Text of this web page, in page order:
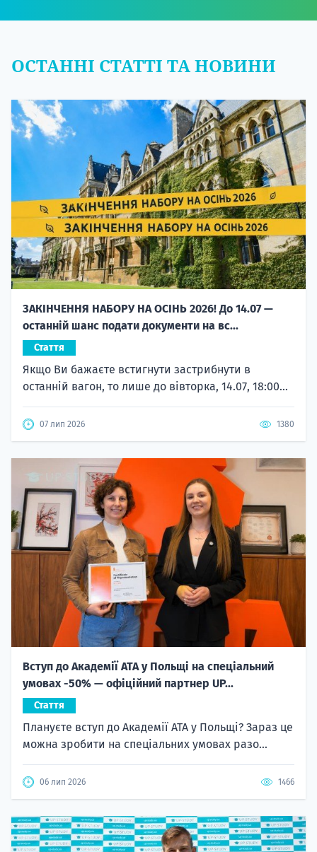
ОСТАННІ СТАТТІ ТА НОВИНИ
ЗАКІНЧЕННЯ НАБОРУ НА ОСІНЬ 2026! До 14.07 —
останній шанс подати документи на вс...
Стаття
Якщо Ви бажаєте встигнути застрибнути в
останній вагон, то лише до вівторка, 14.07, 18:00...
07 лип 2026 1380
Вступ до Академії ATA у Польщі на спеціальний
умовах -50% — офіційний партнер UP...
Стаття
Плануєте вступ до Академії ATA у Польщі? Зараз це
можна зробити на спеціальних умовах разо...
06 лип 2026 1466